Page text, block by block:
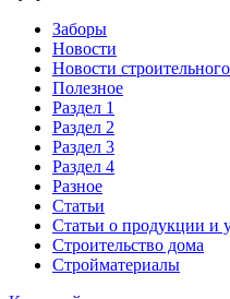
Заборы
Новости
Новости
Полезное
Раздел 1
Раздел 2
Раздел 3
Раздел 4
Разное
Статьи
Статьи o продукции и
Строительство дома
Стройматериалы